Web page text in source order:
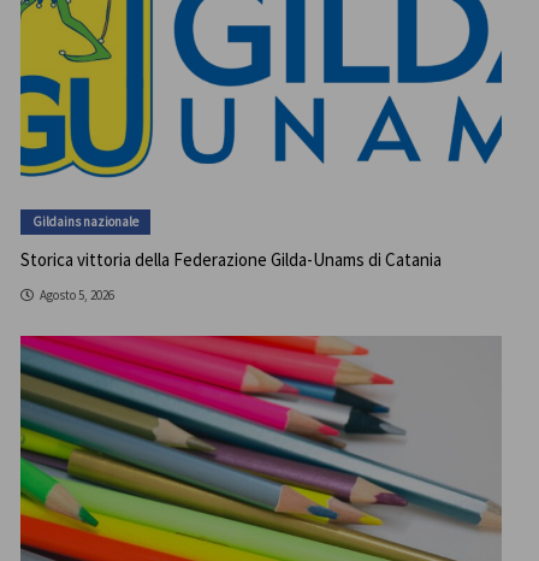
Gildains nazionale
Storica vittoria della Federazione Gilda-Unams di Catania
Agosto 5, 2026